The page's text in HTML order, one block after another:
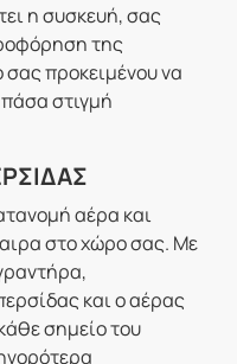
η συσκευή, σας
της
προκειμένου να
στιγμή
αέρα και
στο χώρο σας. Με
και ο αέρας
σημείο του